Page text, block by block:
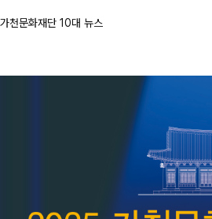
천문화재단 10대 뉴스